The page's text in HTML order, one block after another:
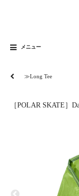
メニュー
≫Long Tee
［POLAR SKATE］